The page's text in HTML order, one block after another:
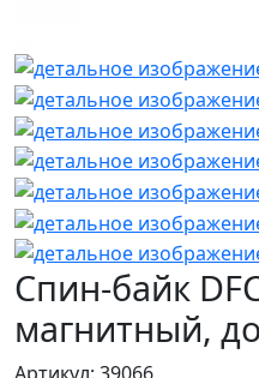
Спин-байк
магнитный,